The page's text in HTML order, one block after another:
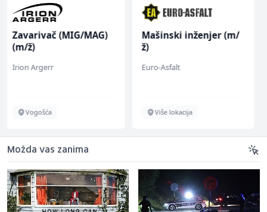
Mašinski inženjer (m/
ž)
Euro-Asfalt
Više lokacija
Komercijalista -
Serviser kafe aparata
P Trade
Tuzla
Možda vas zanima